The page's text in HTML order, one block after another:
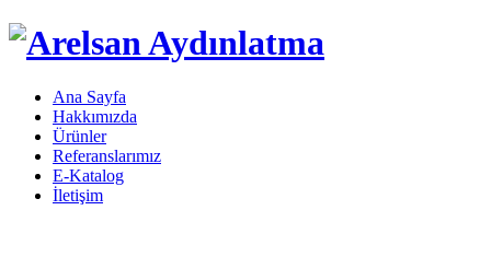
Ana Sayfa
Hakkımızda
Ürünler
Referanslarımız
E-Katalog
İletişim